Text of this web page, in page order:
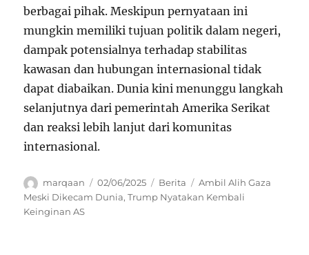
berbagai pihak. Meskipun pernyataan ini
mungkin memiliki tujuan politik dalam negeri,
dampak potensialnya terhadap stabilitas
kawasan dan hubungan internasional tidak
dapat diabaikan. Dunia kini menunggu langkah
selanjutnya dari pemerintah Amerika Serikat
dan reaksi lebih lanjut dari komunitas
internasional.
Author
marqaan
Posted
on
02/06/2025 Categories
Berita Tags
Ambil Alih Gaza
Meski Dikecam Dunia,Trump Nyatakan Kembali
Keinginan AS